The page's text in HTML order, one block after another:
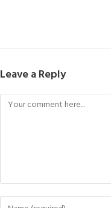
Leave a Reply